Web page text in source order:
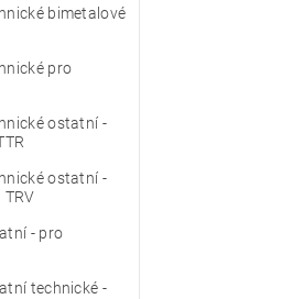
bimetalové
pro
ostatní -
ostatní -
- pro
technické -